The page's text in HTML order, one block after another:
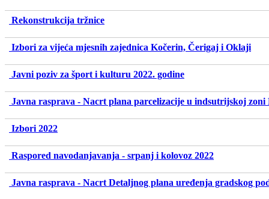
Rekonstrukcija tržnice
Izbori za vijeća mjesnih zajednica Kočerin, Čerigaj i Oklaji
Javni poziv za šport i kulturu 2022. godine
Javna rasprava - Nacrt plana parcelizacije u indsutrijskoj zoni
Izbori 2022
Raspored navodanjavanja - srpanj i kolovoz 2022
Javna rasprava - Nacrt Detaljnog plana uređenja gradskog